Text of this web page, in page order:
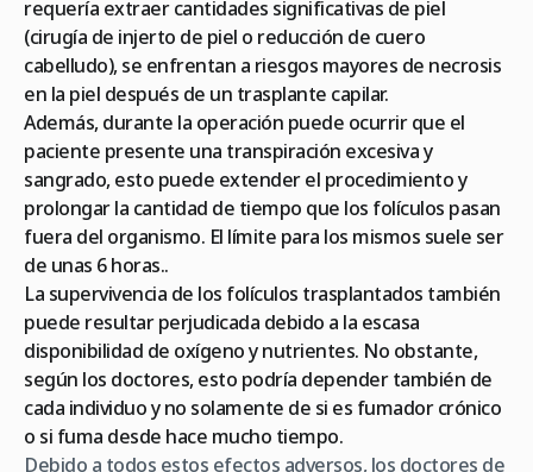
requería extraer cantidades significativas de piel
(cirugía de injerto de piel o reducción de cuero
cabelludo), se enfrentan a riesgos mayores de necrosis
en la piel después de un trasplante capilar.
Además, durante la operación puede ocurrir que el
paciente presente una transpiración excesiva y
sangrado, esto puede extender el procedimiento y
prolongar la cantidad de tiempo que los folículos pasan
fuera del organismo. El límite para los mismos suele ser
de unas 6 horas..
La supervivencia de los folículos trasplantados también
puede resultar perjudicada debido a la escasa
disponibilidad de oxígeno y nutrientes. No obstante,
según los doctores, esto podría depender también de
cada individuo y no solamente de si es fumador crónico
o si fuma desde hace mucho tiempo.
Debido a todos estos efectos adversos, los doctores de